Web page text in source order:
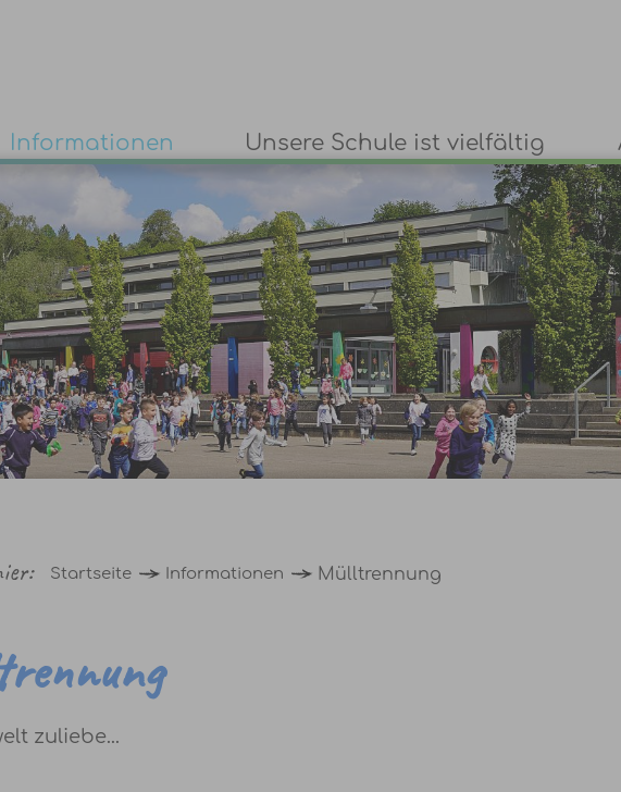
Informationen Unsere Schule ist vielfältig
Startseite Informationen Mülltrennung
zuliebe...